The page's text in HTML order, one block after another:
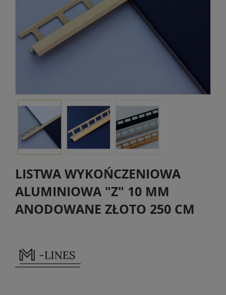
LISTWA WYKOŃCZENIOWA
ALUMINIOWA "Z" 10 MM
ANODOWANE ZŁOTO 250 CM